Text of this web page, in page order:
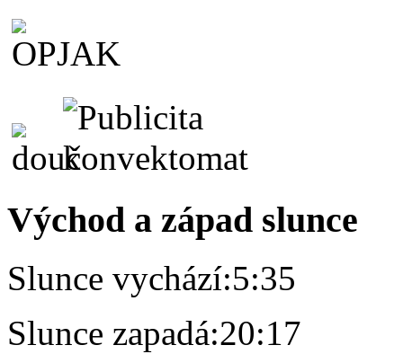
Východ a západ slunce
Slunce vychází:5:35
Slunce zapadá:20:17